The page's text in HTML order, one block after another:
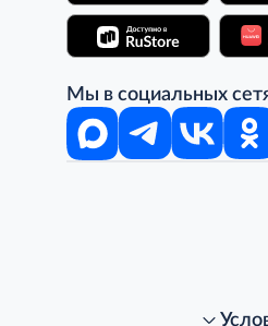
Мы в социальных
Стань клиентом
Подарочные карты.
Для магазинов